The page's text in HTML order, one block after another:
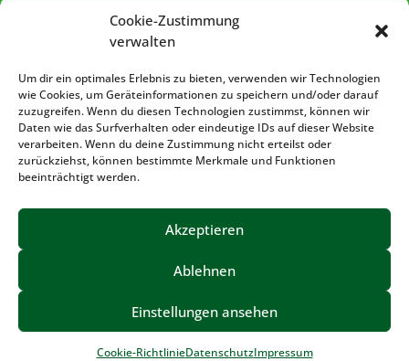
Cookie-Zustimmung
verwalten
Um dir ein optimales Erlebnis zu bieten, verwenden wir Technologien
wie Cookies, um Geräteinformationen zu speichern und/oder darauf
zuzugreifen. Wenn du diesen Technologien zustimmst, können wir
Daten wie das Surfverhalten oder eindeutige IDs auf dieser Website
verarbeiten. Wenn du deine Zustimmung nicht erteilst oder
zurückziehst, können bestimmte Merkmale und Funktionen
beeinträchtigt werden.
Akzeptieren
Ablehnen
Einstellungen ansehen
Cookie-RichtlinieDatenschutzImpressum
KINDER UND JUGEND
KONTAKT
SPENDENKONTO
Sozialbank
IBAN: DE72 3702 0500 0001 5520 00
IMPRESSUM
BARRIEREFREIHEIT